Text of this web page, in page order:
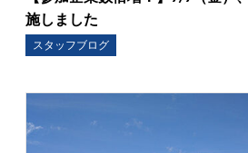
施しました
スタッフブログ